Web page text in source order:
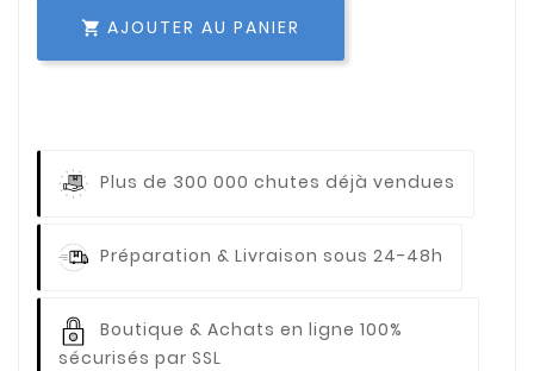
 AJOUTER AU PANIER
Plus de 300 000 chutes déjà vendues
Préparation & Livraison sous 24-48h
Boutique & Achats en ligne 100%
sécurisés par SSL